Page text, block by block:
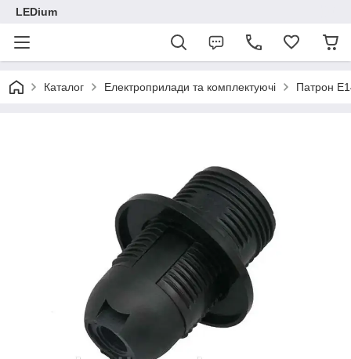
LEDium
Каталог Електроприлади та комплектуючі Патрон